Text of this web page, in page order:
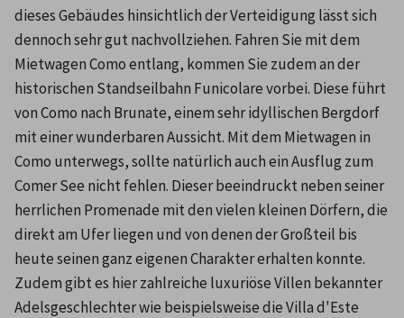
dieses Gebäudes hinsichtlich der Verteidigung lässt sich
dennoch sehr gut nachvollziehen. Fahren Sie mit dem
Mietwagen Como entlang, kommen Sie zudem an der
historischen Standseilbahn Funicolare vorbei. Diese führt
von Como nach Brunate, einem sehr idyllischen Bergdorf
mit einer wunderbaren Aussicht. Mit dem Mietwagen in
Como unterwegs, sollte natürlich auch ein Ausflug zum
Comer See nicht fehlen. Dieser beeindruckt neben seiner
herrlichen Promenade mit den vielen kleinen Dörfern, die
direkt am Ufer liegen und von denen der Großteil bis
heute seinen ganz eigenen Charakter erhalten konnte.
Zudem gibt es hier zahlreiche luxuriöse Villen bekannter
Adelsgeschlechter wie beispielsweise die Villa d'Este